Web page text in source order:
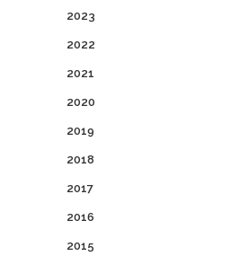
2023
2022
2021
2020
2019
2018
2017
2016
2015